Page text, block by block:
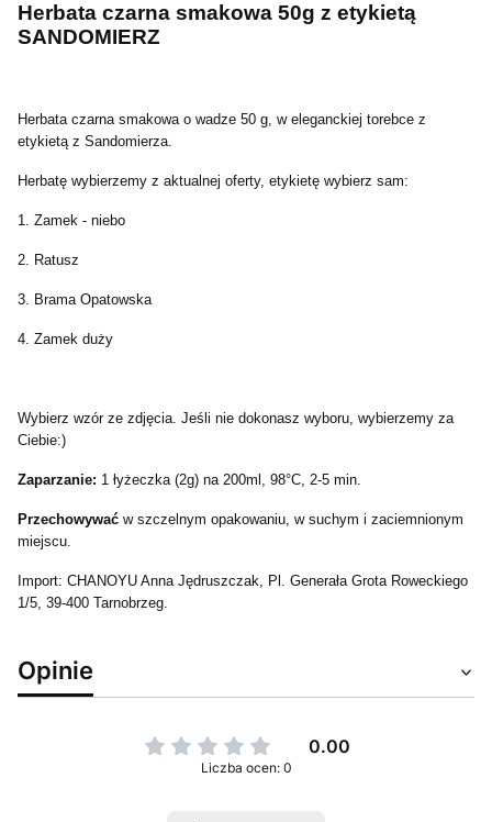
Herbata czarna smakowa 50g z etykietą
SANDOMIERZ
Herbata czarna smakowa o wadze 50 g, w eleganckiej torebce z
etykietą z Sandomierza.
Herbatę wybierzemy z aktualnej oferty, etykietę wybierz sam:
1. Zamek - niebo
2. Ratusz
3. Brama Opatowska
4. Zamek duży
Wybierz wzór ze zdjęcia. Jeśli nie dokonasz wyboru, wybierzemy za
Ciebie:)
Zaparzanie: 1 łyżeczka (2g) na 200ml, 98°C, 2-5 min.
Przechowywać w szczelnym opakowaniu, w suchym i zaciemnionym
miejscu.
Import: CHANOYU Anna Jędruszczak, Pl. Generała Grota Roweckiego
1/5, 39-400 Tarnobrzeg.
Opinie
0.00
Liczba ocen: 0